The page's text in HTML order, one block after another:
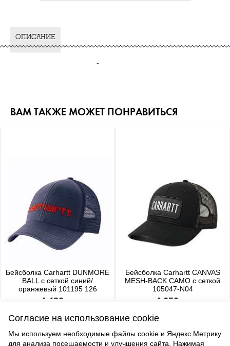
ОПИСАНИЕ
-
ВАМ ТАКЖЕ МОЖЕТ ПОНРАВИТЬСЯ
Бейсболка Carhartt DUNMORE
BALL с сеткой синий/
оранжевый 101195 126
4 480 р.
Бейсболка Carhartt CANVAS
MESH-BACK CAMO с сеткой
105047-N04
4 650 р.
Согласие на использование cookie
Мы используем необходимые файлы cookie и Яндекс.Метрику
для анализа посещаемости и улучшения сайта. Нажимая